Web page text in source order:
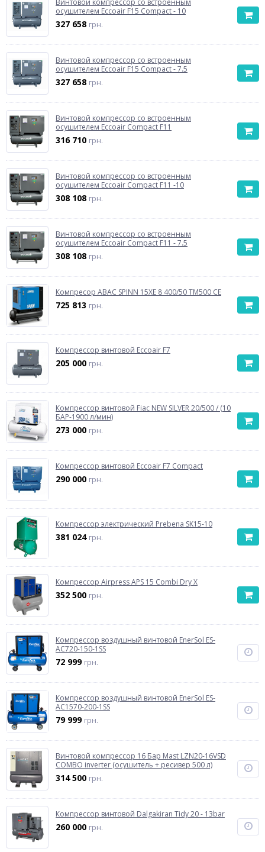
Винтовой компрессор со встроенным
осушителем Eccoair F15 Compact - 10
327 658 грн.
Винтовой компрессор со встроенным
осушителем Eccoair F15 Compact - 7.5
327 658 грн.
Винтовой компрессор со встроенным
осушителем Eccoair Compact F11
316 710 грн.
Винтовой компрессор со встроенным
осушителем Eccoair Compact F11 -10
308 108 грн.
Винтовой компрессор со встроенным
осушителем Eccoair Compact F11 - 7.5
308 108 грн.
Компресор ABAC SPINN 15XE 8 400/50 TM500 CE
725 813 грн.
Компрессор винтовой Eccoair F7
205 000 грн.
Компрессор винтовой Fiac NEW SILVER 20/500 / (10
БАР-1900 л/мин)
273 000 грн.
Компрессор винтовой Eccoair F7 Compact
290 000 грн.
Компрессор электрический Prebena SK15-10
381 024 грн.
Компрессор Airpress APS 15 Combi Dry X
352 500 грн.
Компрессор воздушный винтовой EnerSol ES-
AC720-150-1SS
72 999 грн.
Компрессор воздушный винтовой EnerSol ES-
AC1570-200-1SS
79 999 грн.
Винтовой компрессор 16 Бар Mast LZN20-16VSD
COMBO inverter (осушитель + ресивер 500 л)
314 500 грн.
Компрессор винтовой Dalgakiran Tidy 20 - 13bar
260 000 грн.